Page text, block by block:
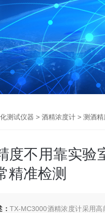
测试仪器 > 酒精浓度计 > 测酒
度不用靠实验
精准检测
：TX-MC3000酒精浓度计采用